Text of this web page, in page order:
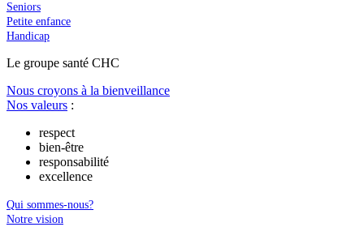
Seniors
Petite enfance
Handicap
Le groupe santé CHC
Nous croyons à la bienveillance
Nos valeurs :
respect
bien-être
responsabilité
excellence
Qui sommes-nous?
Notre vision